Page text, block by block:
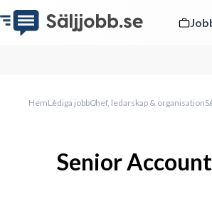
HemLediga jobbChef, ledarskap & organisation
Senior